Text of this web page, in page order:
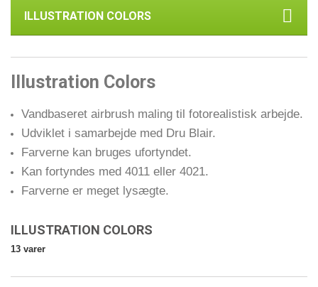
ILLUSTRATION COLORS
Illustration Colors
Vandbaseret airbrush maling til fotorealistisk arbejde.
Udviklet i samarbejde med Dru Blair.
Farverne kan bruges ufortyndet.
Kan fortyndes med 4011 eller 4021.
Farverne er meget lysægte.
ILLUSTRATION COLORS
13 varer